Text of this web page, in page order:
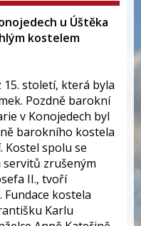
u Úštěka
kostelem
století, která byla
Pozdně barokní
v Konojedech byl
barokního kostela
Kostel spolu se
servitů zrušeným
II., tvoří
kostela
Karlu